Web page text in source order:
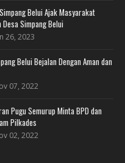
Belui Ajak Masyarakat
Simpang Belui
26, 2023
Belui Bejalan Dengan Aman dan
07, 2022
Pugu Semurup Minta BPD dan
Pilkades
02, 2022